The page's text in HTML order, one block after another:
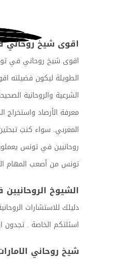
اقوى شيخ
اقوى شيخ روحاني في
الطويلة ليكون فضيلته
الشرعية والروحانية
معرفة الأرصاد
المغربي. سواء كنتِ
روحانيين في تونس
تونس من أصعب المهام
الشيوخ الروحانيين
دليلك للاستشارات
اسئلتكم الخاصة . تجدون
شيخ روحاني